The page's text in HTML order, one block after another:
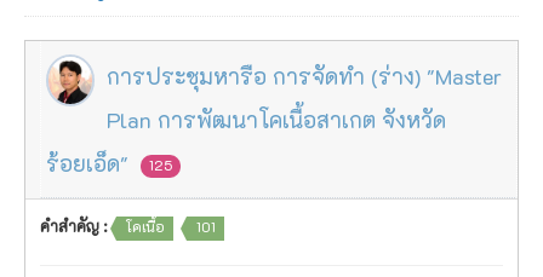
การประชุมหารือ การจัดทำ (ร่าง) "Master
Plan การพัฒนาโคเนื้อสาเกต จังหวัด
ร้อยเอ็ด"
125
คำสำคัญ : โคเนื้อ 101